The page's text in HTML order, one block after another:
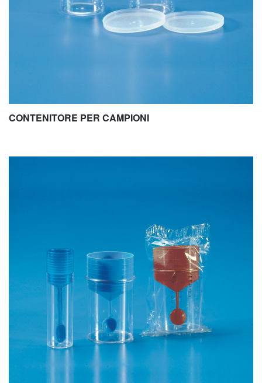
CONTENITORE PER CAMPIONI